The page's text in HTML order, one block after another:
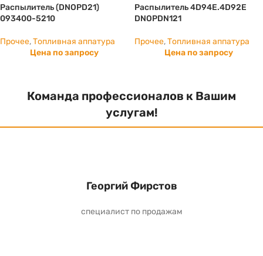
Распылитель (DNOPD21)
093400-5210
Прочее,Топливная аппатура
Цена по запросу
Распылитель 4D94E.4D92E
DNOPDN121
Прочее,Топливная аппатура
Цена по запросу
Команда профессионалов к Вашим
услугам!
Георгий Фирстов
специалист по продажам